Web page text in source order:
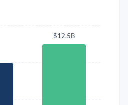
$12.5B